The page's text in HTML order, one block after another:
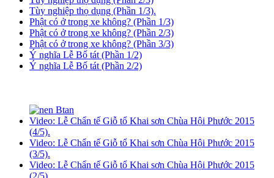
Tùy nghiệp thọ dụng (Phần 1/3).
Phật có ở trong xe không? (Phần 1/3)
Phật có ở trong xe không? (Phần 2/3)
Phật có ở trong xe không? (Phần 3/3)
Ý nghĩa Lễ Bố tát (Phần 1/2)
Ý nghĩa Lễ Bố tát (Phần 2/2)
Video: Lễ Chẩn tế Giỗ tổ Khai sơn Chùa Hội Phước 2015
(4/5).
Video: Lễ Chẩn tế Giỗ tổ Khai sơn Chùa Hội Phước 2015
(3/5).
Video: Lễ Chẩn tế Giỗ tổ Khai sơn Chùa Hội Phước 2015